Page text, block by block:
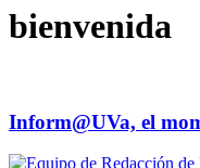
bienvenida
Inform@UVa, el